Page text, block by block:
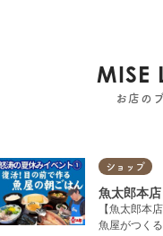
MISE
お店の
ショップ
魚太郎本店
【魚太郎本
魚屋がつく